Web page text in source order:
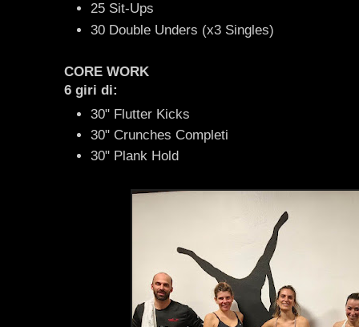
25 Sit-Ups
30 Double Unders (x3 Singles)
CORE WORK
6 giri di:
30" Flutter Kicks
30" Crunches Completi
30" Plank Hold